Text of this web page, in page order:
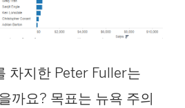
차지한 Peter Fuller는
까요? 목표는 뉴욕 주의